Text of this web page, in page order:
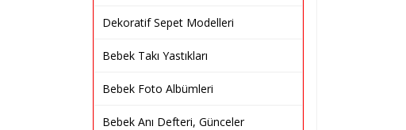
Dekoratif Sepet Modelleri
Bebek Takı Yastıkları
Bebek Foto Albümleri
Bebek Anı Defteri, Günceler